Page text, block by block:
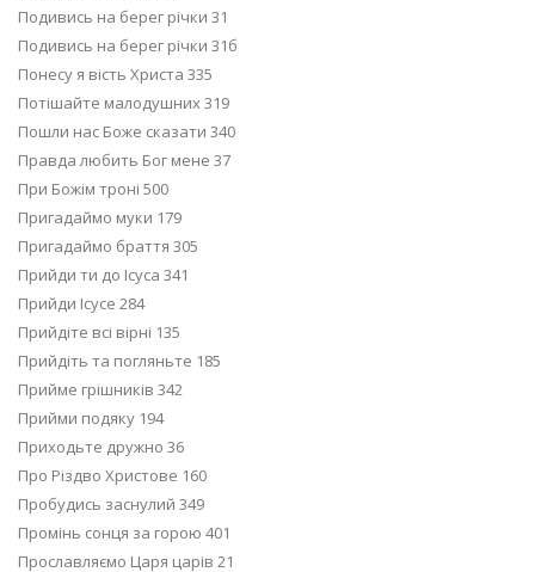
Подивись на берег річки 31
Подивись на берег річки 31б
Понесу я вість Христа 335
Потішайте малодушних 319
Пошли нас Боже сказати 340
Правда любить Бог мене 37
При Божім троні 500
Пригадаймо муки 179
Пригадаймо браття 305
Прийди ти до Ісуса 341
Прийди Ісусе 284
Прийдіте всі вірні 135
Прийдіть та погляньте 185
Прийме грішників 342
Прийми подяку 194
Приходьте дружно 36
Про Різдво Христове 160
Пробудись заснулий 349
Промінь сонця за горою 401
Прославляємо Царя царів 21